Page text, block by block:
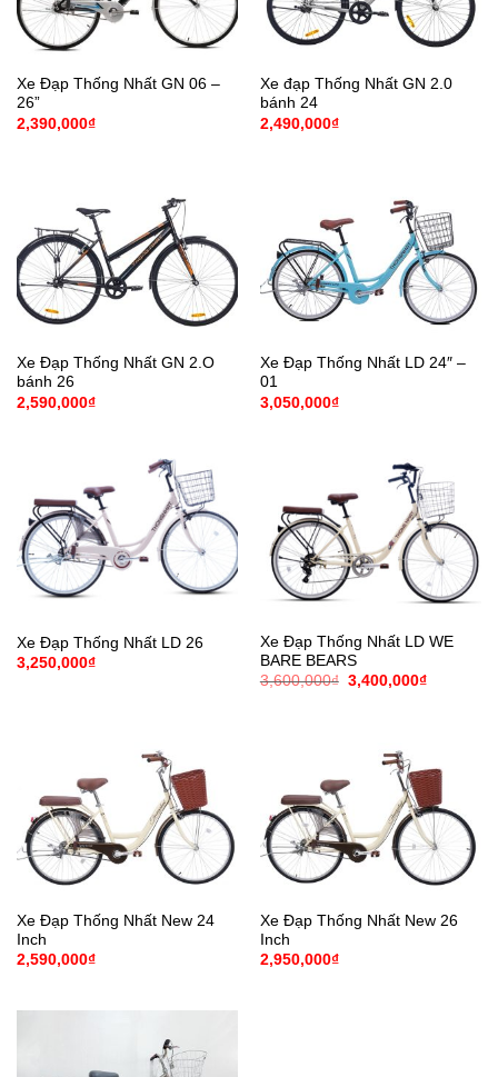
Xe Đạp Thống Nhất GN 06 –
26”
2,390,000₫
Xe đạp Thống Nhất GN 2.0
bánh 24
2,490,000₫
Xe Đạp Thống Nhất GN 2.O
bánh 26
2,590,000₫
Xe Đạp Thống Nhất LD 24″ –
01
3,050,000₫
Xe Đạp Thống Nhất LD 26
3,250,000₫
Xe Đạp Thống Nhất LD WE
BARE BEARS
3,600,000₫ Giá
3,400,000₫Giá
Xe Đạp Thống Nhất New 24
Inch
2,590,000₫
Xe Đạp Thống Nhất New 26
Inch
2,950,000₫